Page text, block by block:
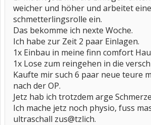
weicher und höher und arbeitet eine
schmetterlingsrolle ein.
Das bekomme ich nexte Woche.
Ich habe zur Zeit 2 paar Einlagen.
1x Einbau in meine finn comfort
1x Lose zum reingehen in die
Kaufte mir such 6 paar neue teure
nach der OP.
Jetz hab ich trotzdem arge
Ich mache jetz noch physio, fuss
ultraschall zus@tzlich.